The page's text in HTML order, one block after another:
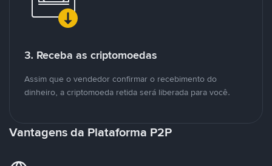
3. Receba as criptomoedas
Assim que o vendedor confirmar o recebimento do
dinheiro, a criptomoeda retida será liberada para você.
Vantagens da Plataforma P2P